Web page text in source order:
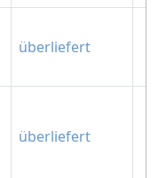
überliefert
überliefert